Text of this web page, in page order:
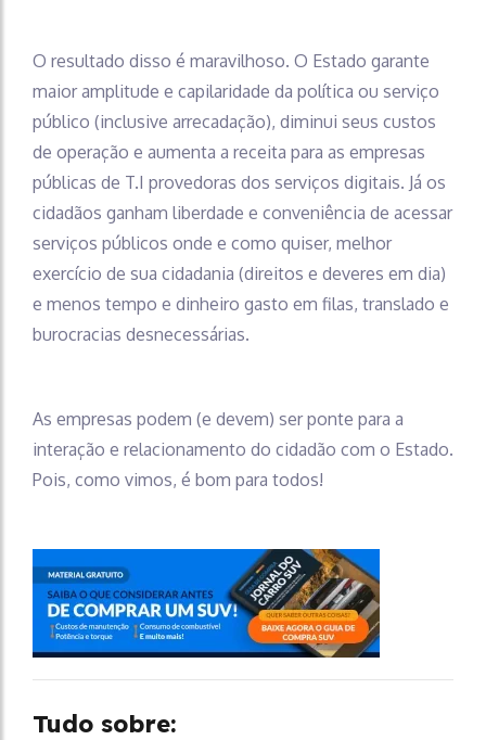
O resultado disso é maravilhoso. O Estado garante
maior amplitude e capilaridade da política ou serviço
público (inclusive arrecadação), diminui seus custos
de operação e aumenta a receita para as empresas
públicas de T.I provedoras dos serviços digitais. Já os
cidadãos ganham liberdade e conveniência de acessar
serviços públicos onde e como quiser, melhor
exercício de sua cidadania (direitos e deveres em dia)
e menos tempo e dinheiro gasto em filas, translado e
burocracias desnecessárias.
As empresas podem (e devem) ser ponte para a
interação e relacionamento do cidadão com o Estado.
Pois, como vimos, é bom para todos!
Tudo sobre: